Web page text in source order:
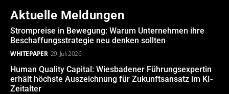
Aktuelle Meldungen
Strompreise in Bewegung: Warum Unternehmen ihre
Beschaffungsstrategie neu denken sollten
WHITEPAPER 29. Juli 2026
Human Quality Capital: Wiesbadener Führungsexpertin
erhält höchste Auszeichnung für Zukunftsansatz im KI-
Zeitalter